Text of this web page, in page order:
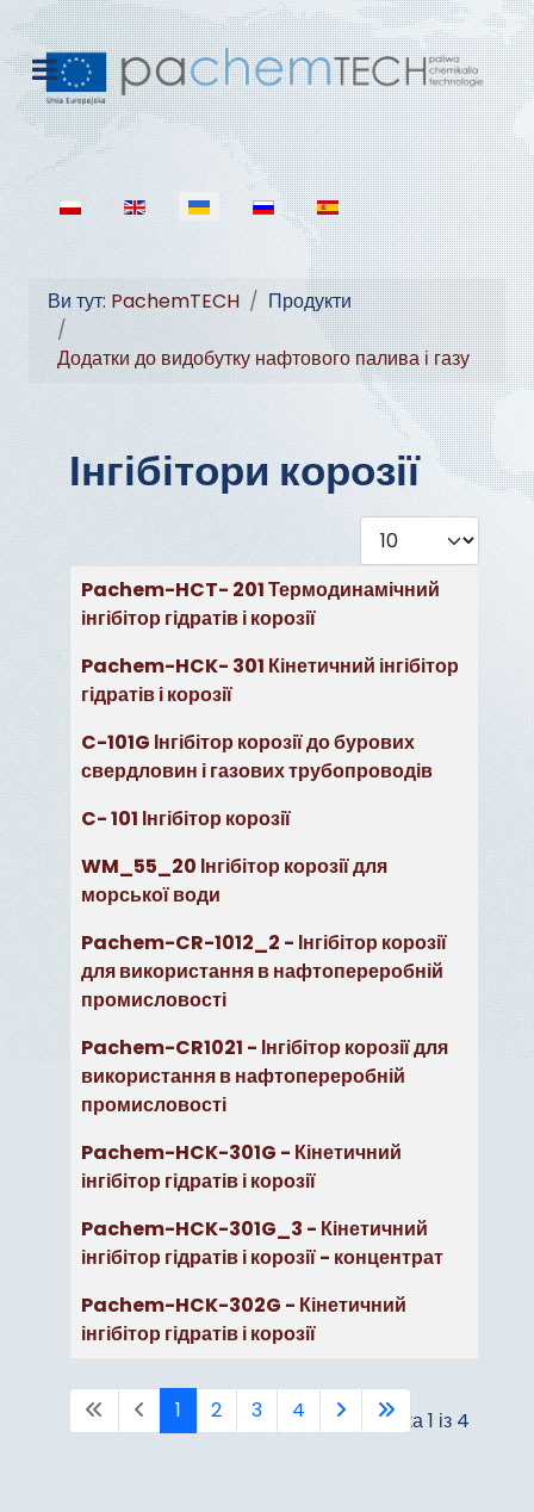
Оберіть свою мову
Ви тут: PachemTECH Продукти
Додатки до видобутку нафтового палива і газу
Інгібітори корозії
Показувати
Таблиця статей
Заголовок
Pachem-HCT- 201 Термодинамічний
інгібітор гідратів і корозії
Pachem-HCK- 301 Кінетичний інгібітор
гідратів і корозії
C-101G Інгібітор корозії до бурових
свердловин і газових трубопроводів
C- 101 Інгібітор корозії
WM_55_20 Інгібітор корозії для
морської води
Pachem-CR-1012_2 - Інгібітор корозії
для використання в нафтопереробній
промисловості
Pachem-CR1021 - Інгібітор корозії для
використання в нафтопереробній
промисловості
Pachem-HCK-301G - Кінетичний
інгібітор гідратів і корозії
Pachem-HCK-301G_3 - Кінетичний
інгібітор гідратів і корозії - концентрат
Pachem-HCK-302G - Кінетичний
інгібітор гідратів і корозії
Сторінка 1 із 4
1 2 3 4